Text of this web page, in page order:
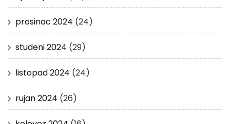
prosinac 2024 (24)
studeni 2024 (29)
listopad 2024 (24)
rujan 2024 (26)